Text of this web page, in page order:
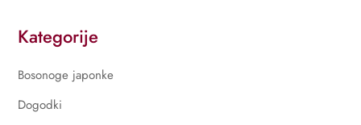
Kategorije
Bosonoge japonke
Dogodki